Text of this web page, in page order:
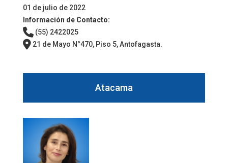
01 de julio de 2022
Información de Contacto:
(55) 2422025
21 de Mayo N°470, Piso 5, Antofagasta.
Atacama